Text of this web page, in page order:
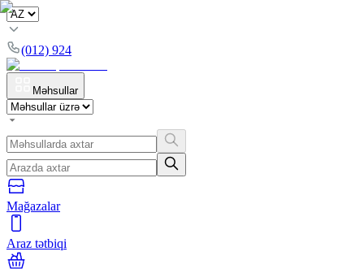
(012) 924
Məhsullar
Mağazalar
Araz tətbiqi